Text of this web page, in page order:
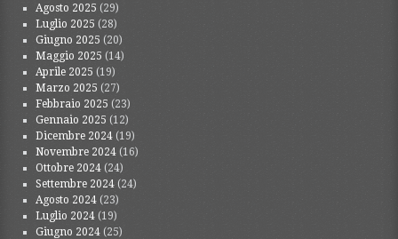
Agosto 2025 (29)
Luglio 2025 (28)
Giugno 2025 (20)
Maggio 2025 (14)
Aprile 2025 (19)
Marzo 2025 (27)
Febbraio 2025 (23)
Gennaio 2025 (12)
Dicembre 2024 (19)
Novembre 2024 (16)
Ottobre 2024 (24)
Settembre 2024 (24)
Agosto 2024 (23)
Luglio 2024 (19)
Giugno 2024 (25)